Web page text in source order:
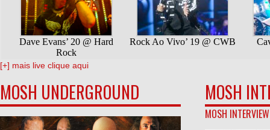
[+] mais live clique aqui
MOSH UNDERGROUND MOSH
MOSH